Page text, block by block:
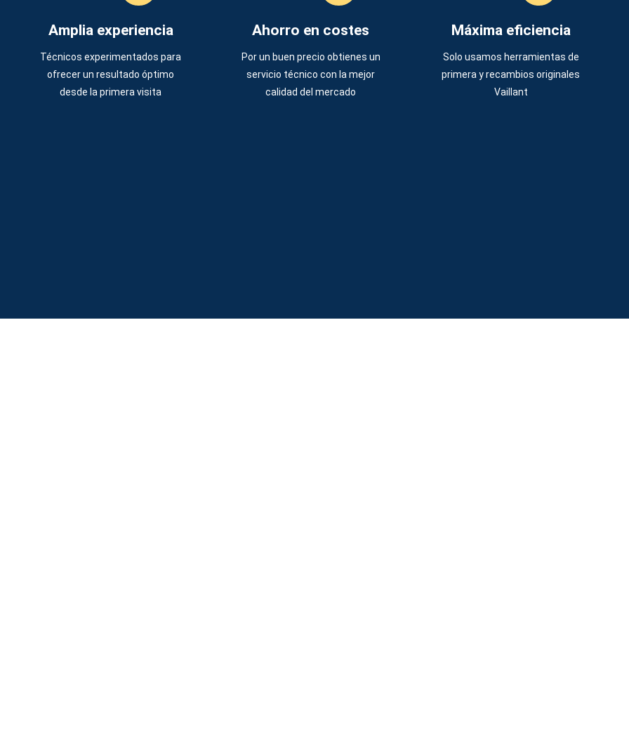
Amplia experiencia
Técnicos experimentados para
ofrecer un resultado óptimo
desde la primera visita
Ahorro en costes
Por un buen precio obtienes un
servicio técnico con la mejor
calidad del mercado
Máxima eficiencia
Solo usamos herramientas de
primera y recambios originales
Vaillant